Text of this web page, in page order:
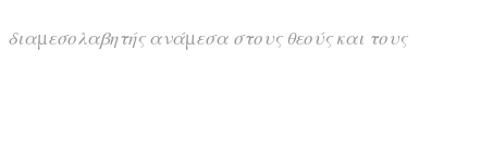
ανάμεσα στους θεούς και τους